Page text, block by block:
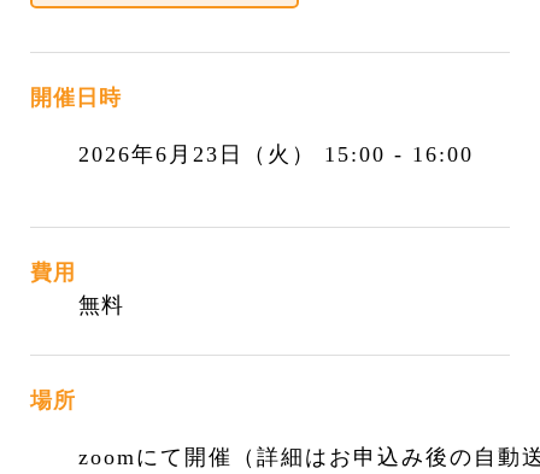
開催日時
2026年6月23日（火） 15:00 - 16:00
費用
無料
場所
zoomにて開催（詳細はお申込み後の自動